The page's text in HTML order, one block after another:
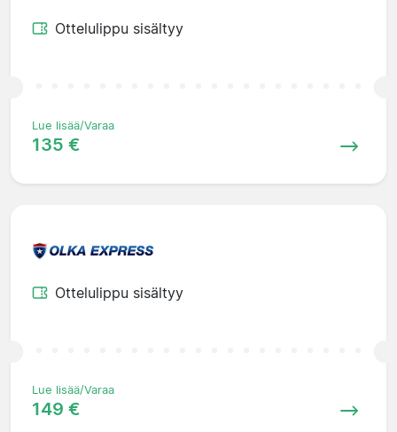
Ottelulippu sisältyy
Lue lisää/Varaa
135 €
Ottelulippu sisältyy
Lue lisää/Varaa
149 €